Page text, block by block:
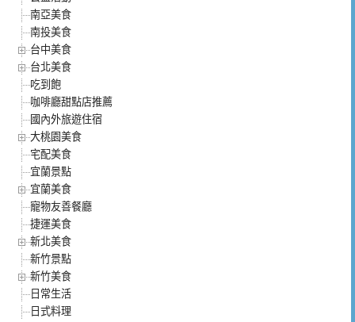
南亞美食
南投美食
台中美食
台北美食
吃到飽
咖啡廳甜點店推薦
國內外旅遊住宿
大桃園美食
宅配美食
宜蘭景點
宜蘭美食
寵物友善餐廳
捷運美食
新北美食
新竹景點
新竹美食
日常生活
日式料理